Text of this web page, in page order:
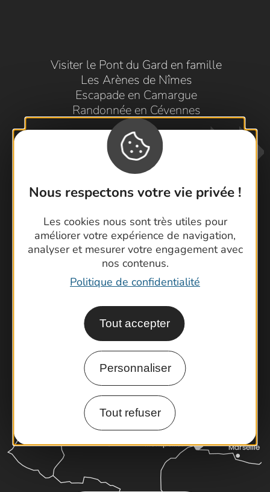
Nous respectons votre vie privée !
Les cookies nous sont très utiles pour
améliorer votre expérience de navigation,
analyser et mesurer votre engagement avec
nos contenus.
Politique de confidentialité
Tout accepter
Personnaliser
Tout refuser
Visiter le Pont du Gard en famille
Les Arènes de Nîmes
Escapade en Camargue
Randonnée en Cévennes
Contactez-nous !
Foire aux questions
Brochures
Cartoguides et Topoguides
Latitude Gard